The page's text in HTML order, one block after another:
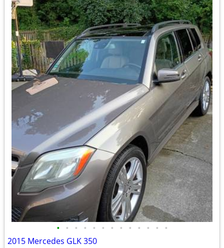
• • • • • • • • • • • • •
2015 Mercedes GLK 350